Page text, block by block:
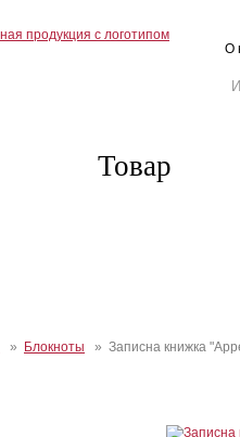
О
Товар
» Блокноты » Записна книжка